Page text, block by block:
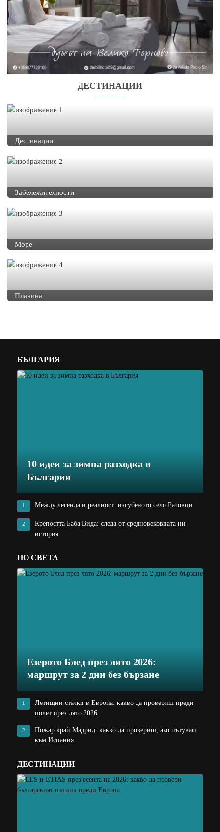
ДЕСТИНАЦИИ
Дестинации
Забележителности
Море
Планина
БЪЛГАРИЯ
10 идеи за зимна разходка в
България
1 Между легенда и реалност: изгубеното село Рачовци
2
Крепостта Баба Вида: следа от средновековната ни
история
ПО СВЕТА
Езерото Блед през лято 2026:
маршрут за 2 дни без бързане
1
Летищни стачки в Европа: какво да провериш преди
полет през лято 2026
2
Пожар край Мадрид: какво да провериш, ако пътуваш
към Испания
ДЕСТИНАЦИИ